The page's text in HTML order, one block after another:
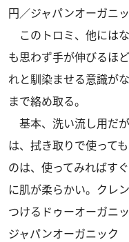
円／ジャパンオーガニ
このトロミ、他には
も思わず手が伸びるほ
れと馴染ませる意識が
まで絡め取る。
基本、洗い流し用だ
は、拭き取りで使って
のは、使ってみればす
に肌が柔らかい。クレ
つけるドゥーオーガニ
ジャパンオーガニック